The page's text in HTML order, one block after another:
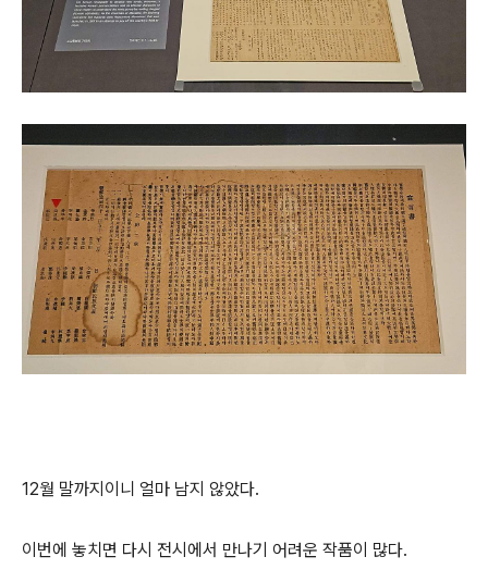
12월 말까지이니 얼마 남지 않았다.
이번에 놓치면 다시 전시에서 만나기 어려운 작품이 많다.